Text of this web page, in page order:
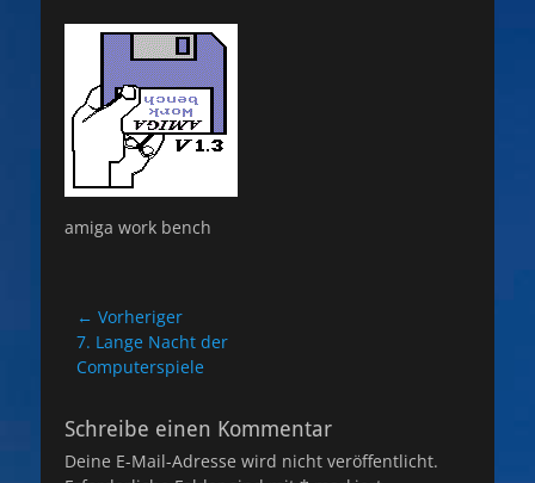
amiga work bench
Beitragsnavigation
← Vorheriger
Vorheriger
Beitrag:
7. Lange Nacht der
Computerspiele
Schreibe einen Kommentar
Deine E-Mail-Adresse wird nicht veröffentlicht.